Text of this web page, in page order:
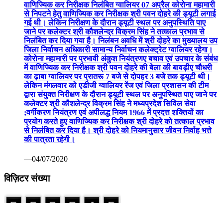
वाणिज्यिक कर निरीक्षक निलंबित ग्वालियर 07 अप्रैल कोरोना महामारी
से निपटने हेतु वाणिज्यिक कर निरीक्षक श्री पवन दोहरे की ड्यूटी लगाई
गई थी। लेकिन निरीक्षण के दौरान ड्यूटी स्थल पर अनुपस्थिति पाए
जाने पर कलेक्टर श्री कौशलेन्द्र विक्रम सिंह ने तत्काल प्रभाव से
निलंबित कर दिया गया है। निलंबन अवधि में श्री दोहरे का मुख्यालय उप
जिला निर्वाचन अधिकारी सामान्य निर्वाचन कलेक्ट्रेट ग्वालियर रहेगा।
कोरोना महामारी पर प्रभावी अंकुश नियंत्रणए बचाव एवं उपचार के संबंध
में वाणिज्यिक कर निरीक्षक श्री पवन दोहरे की बेला की बावड़ीए चौधरी
का ढ़ाबा ग्वालियर पर प्रातरू 7 बजे से दोपहर 3 बजे तक ड्यूटी थी।
लेकिन मंगलवार को एडीजी ग्वालियर रेंज एवं जिला प्रशासन की टीम
द्वारा संयुक्त निरीक्षण के दौरान ड्यूटी स्थल पर अनुपस्थित पाए जाने पर
कलेक्टर श्री कौशलेन्द्र विक्रम सिंह ने मध्यप्रदेश सिविल सेवा
;वर्गीकरण नियंत्रण एवं अपीलद्ध नियम 1966 में प्रदत्त शक्तियों का
प्रयोग करते हुए वाणिज्यिक कर निरीक्षक श्री दोहरे को तत्काल प्रभाव
से निलंबित कर दिया है। श्री दोहरे को नियमानुसार जीवन निर्वाह भत्ते
की पात्रता रहेगी।
—04/07/2020
विज़िटर संख्या